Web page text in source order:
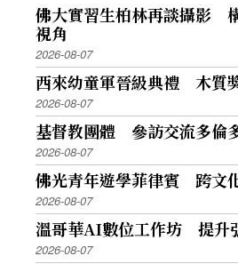
佛大實習生柏林再談攝影
視角
2026-08-07
西來幼童軍晉級典禮 木質
2026-08-07
基督教團體 參訪交流多倫
2026-08-07
佛光青年遊學菲律賓 跨文
2026-08-07
溫哥華AI數位工作坊 提升
2026-08-07